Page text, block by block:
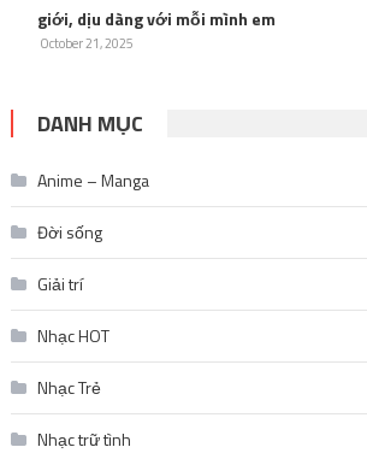
giới, dịu dàng với mỗi mình em
October 21, 2025
DANH MỤC
Anime – Manga
Đời sống
Giải trí
Nhạc HOT
Nhạc Trẻ
Nhạc trữ tình